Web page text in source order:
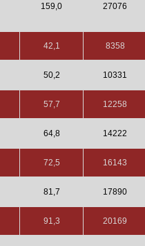
159,0 27076
42,1 8358
50,2 10331
57,7 12258
64,8 14222
72,5 16143
81,7 17890
91,3 20169